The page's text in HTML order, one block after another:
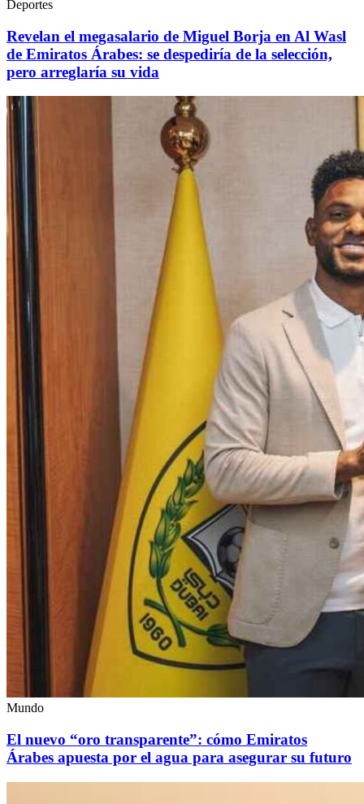
Deportes
Revelan el megasalario de Miguel Borja en Al Wasl
de Emiratos Árabes: se despediría de la selección,
pero arreglaría su vida
Mundo
El nuevo “oro transparente”: cómo Emiratos
Árabes apuesta por el agua para asegurar su futuro